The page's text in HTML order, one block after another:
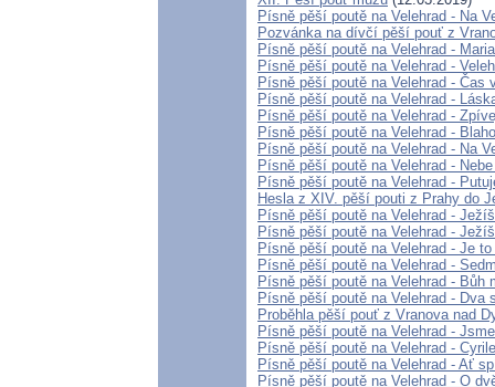
Písně pěší poutě na Velehrad - Na
Pozvánka na dívčí pěší pouť z
Písně pěší poutě na Velehrad -
Písně pěší poutě na Velehrad -
Písně pěší poutě na Velehrad - Čas
Písně pěší poutě na Velehrad -
Písně pěší poutě na Velehrad -
Písně pěší poutě na Velehrad -
Písně pěší poutě na Velehrad - Na
Písně pěší poutě na Velehrad -
Písně pěší poutě na Velehrad -
Hesla z XIV. pěší pouti z Prahy do
Písně pěší poutě na Velehrad -
Písně pěší poutě na Velehrad -
Písně pěší poutě na Velehrad - Je
Písně pěší poutě na Velehrad -
Písně pěší poutě na Velehrad - Bůh
Písně pěší poutě na Velehrad - Dva
Proběhla pěší pouť z Vranova nad
Písně pěší poutě na Velehrad -
Písně pěší poutě na Velehrad -
Písně pěší poutě na Velehrad - Ať
Písně pěší poutě na Velehrad - O